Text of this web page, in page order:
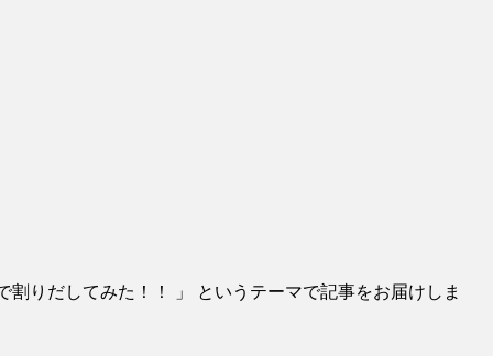
りだしてみた！！ 」 というテーマで記事をお届けしま